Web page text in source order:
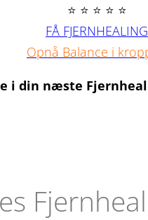
⭐ ⭐ ⭐ ⭐ ⭐
FÅ FJERNHEALING
Opnå Balance i
i din næste